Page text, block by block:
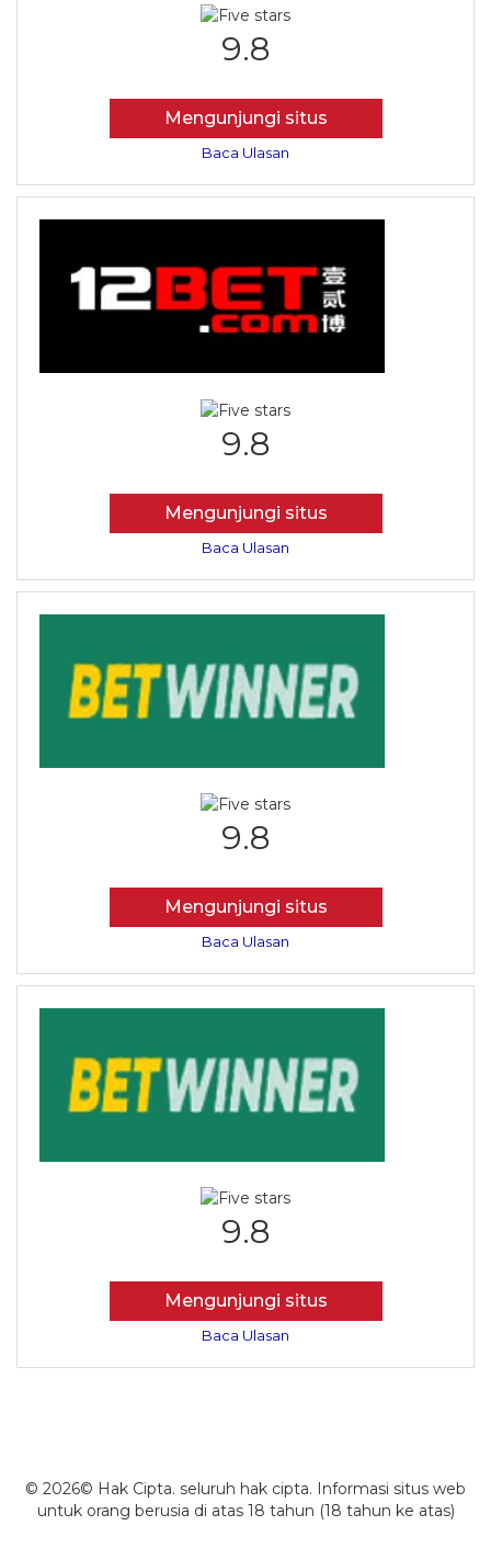
9.8
Mengunjungi situs
Baca Ulasan
9.8
Mengunjungi situs
Baca Ulasan
9.8
Mengunjungi situs
Baca Ulasan
9.8
Mengunjungi situs
Baca Ulasan
© 2026© Hak Cipta. seluruh hak cipta. Informasi situs web
untuk orang berusia di atas 18 tahun (18 tahun ke atas)